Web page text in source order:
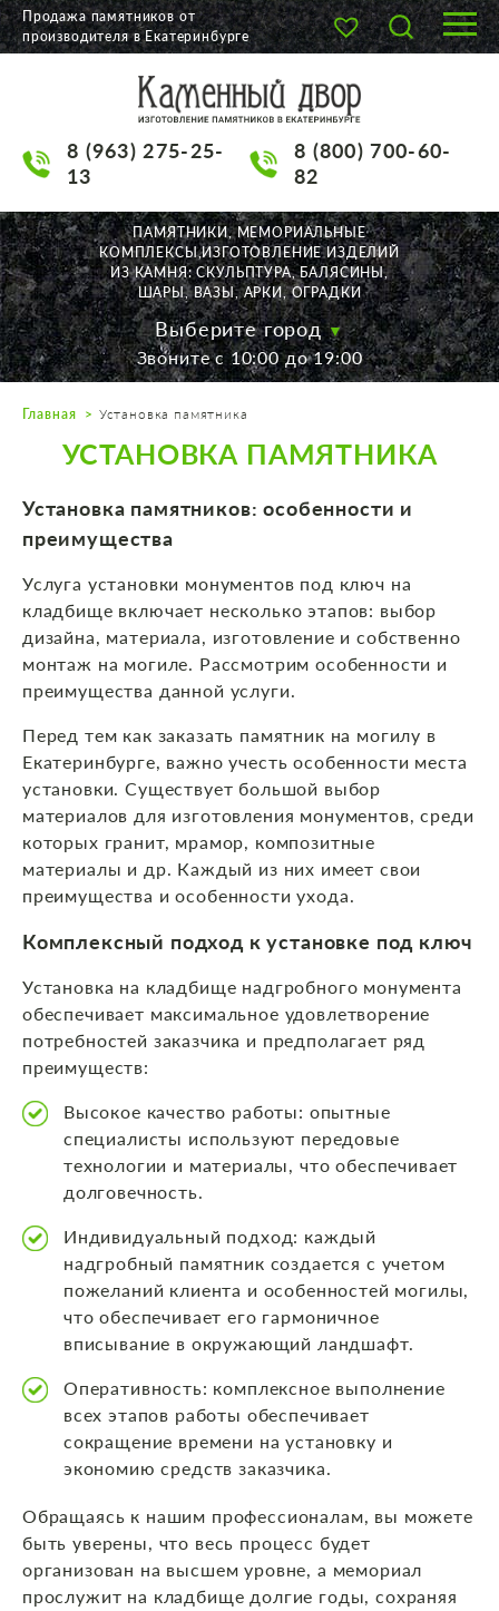
О КОМПАНИИ
НАШИ РАБОТЫ
АКЦИИ
ДОСТАВКА
КОНТАКТЫ
K2532513@yandex.ru
Пн. — Пт. с 10:00 до 19:00
Продажа памятников от
производителя в Екатеринбурге
8 (963) 275-25-
13
8 (800) 700-60-
82
ПАМЯТНИКИ, МЕМОРИАЛЬНЫЕ
КОМПЛЕКСЫ,ИЗГОТОВЛЕНИЕ ИЗДЕЛИЙ
ИЗ КАМНЯ: СКУЛЬПТУРА, БАЛЯСИНЫ,
ШАРЫ, ВАЗЫ, АРКИ, ОГРАДКИ
Выберите город
Звоните с 10:00 до 19:00
Главная Установка памятника
УСТАНОВКА ПАМЯТНИКА
Установка памятников: особенности и
преимущества
Услуга установки монументов под ключ на
кладбище включает несколько этапов: выбор
дизайна, материала, изготовление и собственно
монтаж на могиле. Рассмотрим особенности и
преимущества данной услуги.
Перед тем как заказать памятник на могилу в
Екатеринбурге, важно учесть особенности места
установки. Существует большой выбор
материалов для изготовления монументов, среди
которых гранит, мрамор, композитные
материалы и др. Каждый из них имеет свои
преимущества и особенности ухода.
Комплексный подход к установке под ключ
Установка на кладбище надгробного монумента
обеспечивает максимальное удовлетворение
потребностей заказчика и предполагает ряд
преимуществ:
Высокое качество работы: опытные
специалисты используют передовые
технологии и материалы, что обеспечивает
долговечность.
Индивидуальный подход: каждый
надгробный памятник создается с учетом
пожеланий клиента и особенностей могилы,
что обеспечивает его гармоничное
вписывание в окружающий ландшафт.
Оперативность: комплексное выполнение
всех этапов работы обеспечивает
сокращение времени на установку и
экономию средств заказчика.
Обращаясь к нашим профессионалам, вы можете
быть уверены, что весь процесс будет
организован на высшем уровне, а мемориал
прослужит на кладбище долгие годы, сохраняя